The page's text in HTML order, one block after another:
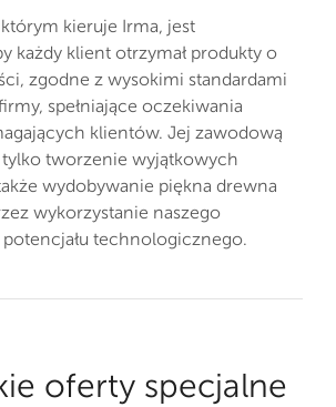
którym kieruje Irma, jest
każdy klient otrzymał produkty o
zgodne z wysokimi standardami
spełniające oczekiwania
klientów. Jej zawodową
tworzenie wyjątkowych
wydobywanie piękna drewna
wykorzystanie naszego
technologicznego.
oferty specjalne